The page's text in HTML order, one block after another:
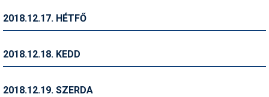
Síszerviz
Snowboard
2018.12.17. HÉTFŐ
2018.12.18. KEDD
2018.12.19. SZERDA